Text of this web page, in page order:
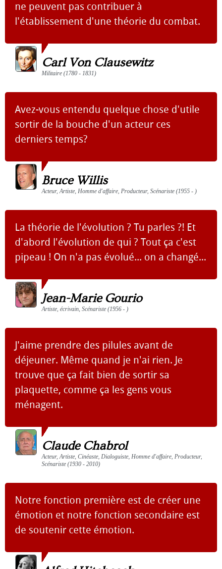
ne peuvent pas contribuer à
l'établissement d'une théorie du combat.
Carl Von Clausewitz
Militaire (1780 - 1831)
Avez-vous entendu quelque chose d'utile
sortir de la bouche d'un acteur ces
derniers temps?
Bruce Willis
Acteur, Artiste, Homme d'affaire, Producteur, Scénariste (1955 - )
La théorie de l'évolution ? Tu parles ?! Et
d'abord l'évolution de qui ? Tout ça c'est
pipeau ! On n'a pas évolué... on a changé...
Jean-Marie Gourio
Artiste, écrivain, Scénariste (1956 - )
J'aime prendre des pilules avant de
déjeuner. Même quand je n'ai rien. Je
trouve que ça fait bien de sortir sa
plaquette, comme ça les gens vous
ménagent.
Claude Chabrol
Acteur, Artiste, Cinéaste, Dialoguiste, Homme d'affaire, Producteur,
Scénariste (1930 - 2010)
Notre fonction première est de créer une
émotion et notre fonction secondaire est
de soutenir cette émotion.